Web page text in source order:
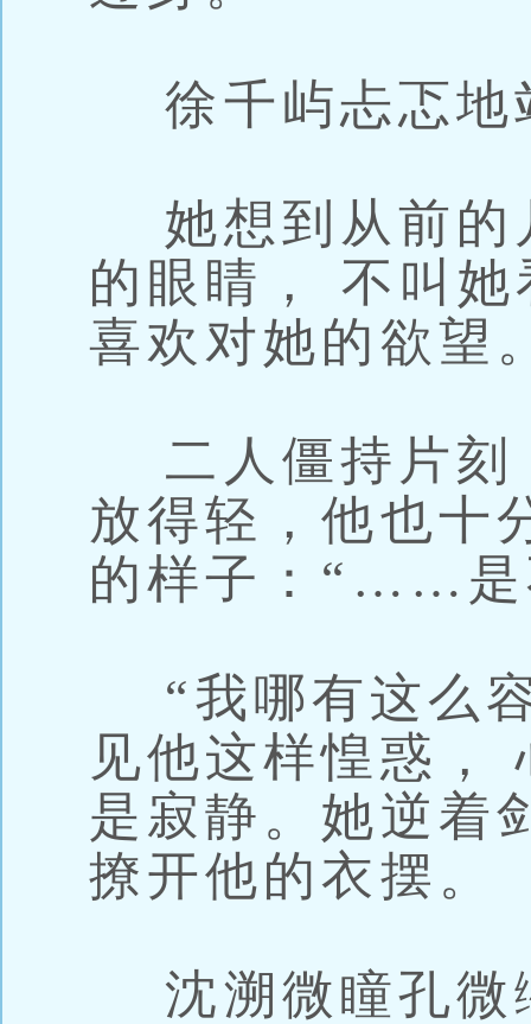
徐千屿忐忑地
她想到从前的
的眼睛， 不叫
喜欢对她的欲望
二人僵持片刻
放得轻，他也十
的样子：“……是
“我哪有这么
见他这样惶惑，
是寂静。她逆着
撩开他的衣摆。
沈溯微瞳孔微